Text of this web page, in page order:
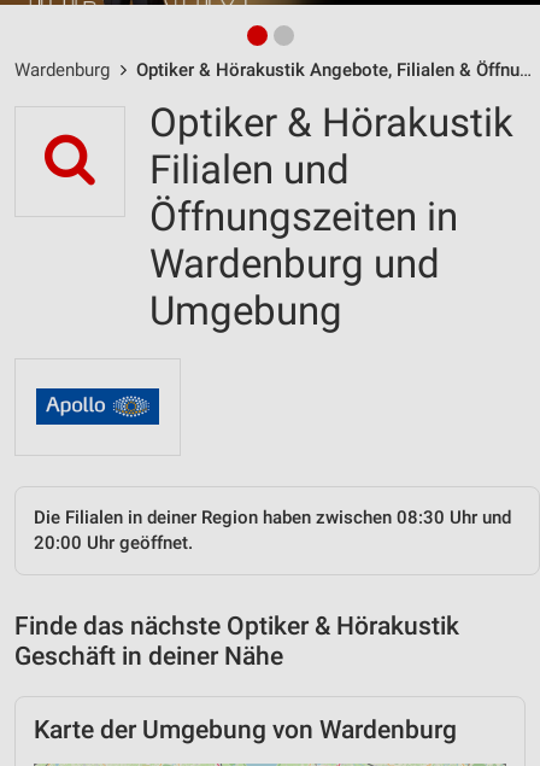
Wardenburg Optiker & Hörakustik Angebote, Filialen & Öffnungszeiten
Optiker & Hörakustik
Filialen und
Öffnungszeiten in
Wardenburg und
Umgebung
Die Filialen in deiner Region haben zwischen 08:30 Uhr und
20:00 Uhr geöffnet.
Finde das nächste Optiker & Hörakustik
Geschäft in deiner Nähe
Karte der Umgebung von Wardenburg